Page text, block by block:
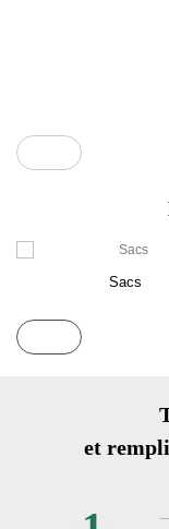
Sacs
et